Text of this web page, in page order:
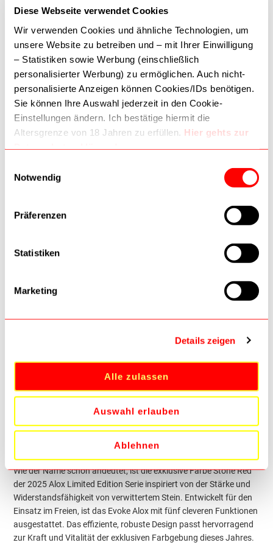
Diese Webseite verwendet Cookies
Wir verwenden Cookies und ähnliche Technologien, um
unsere Website zu betreiben und – mit Ihrer Einwilligung
– Statistiken sowie Werbung (einschließlich
personalisierter Werbung) zu ermöglichen. Auch nicht-
personalisierte Anzeigen können Cookies/IDs benötigen.
Sie können Ihre Auswahl jederzeit in den Cookie-
Einstellungen ändern. Ich bestätige hiermit die
Altersgrenze von 18 Jahren zu erfüllen. Hier gehts zur
Google Daten nutzt:
Wie Google Informationen von Websites/Apps nutzt
Verantwortungsvoller Umgang mit Geschäftsdaten
Notwendig
Präferenzen
Statistiken
Marketing
Details zeigen
Alle zulassen
Auswahl erlauben
Ablehnen
TELEFON:01 587 7434
ÖFFNUNGSZEITEN:
Montag-Freitag: 09:30-18:30
Samstag: 09:30-18:00
AKZEPTIERTE ZAHLUNGSMETHODEN
Victorinox EVOKE Alox
Stone Red 0.9415.L25
LIMITED EDITION 2025
40941525
LIMITED EDITION TASCHENMESSER IN STONE
RED
Sie suchen ein langlebiges und stilvolles Sammlertaschenmesser?
Wie der Name schon andeutet, ist die exklusive Farbe Stone Red
der 2025 Alox Limited Edition Serie inspiriert von der Stärke und
Widerstandsfähigkeit von verwittertem Stein. Entwickelt für den
Einsatz im Freien, ist das Evoke Alox mit fünf cleveren Funktionen
ausgestattet. Das effiziente, robuste Design passt hervorragend
zur Kraft und Vitalität der exklusiven Farbgebung dieses Jahres.